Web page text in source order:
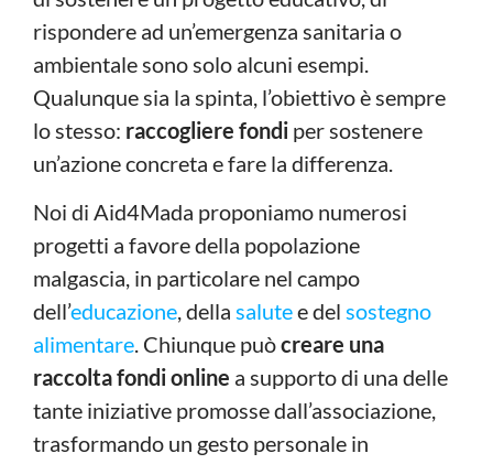
rispondere ad un’emergenza sanitaria o
ambientale sono solo alcuni esempi.
Qualunque sia la spinta, l’obiettivo è sempre
lo stesso: raccogliere fondi per sostenere
un’azione concreta e fare la differenza.
Noi di Aid4Mada proponiamo numerosi
progetti a favore della popolazione
malgascia, in particolare nel campo
dell’educazione, della salutee del sostegno
alimentare. Chiunque puòcreare una
raccolta fondi online a supporto di una delle
tante iniziative promosse dall’associazione,
trasformando un gesto personale in